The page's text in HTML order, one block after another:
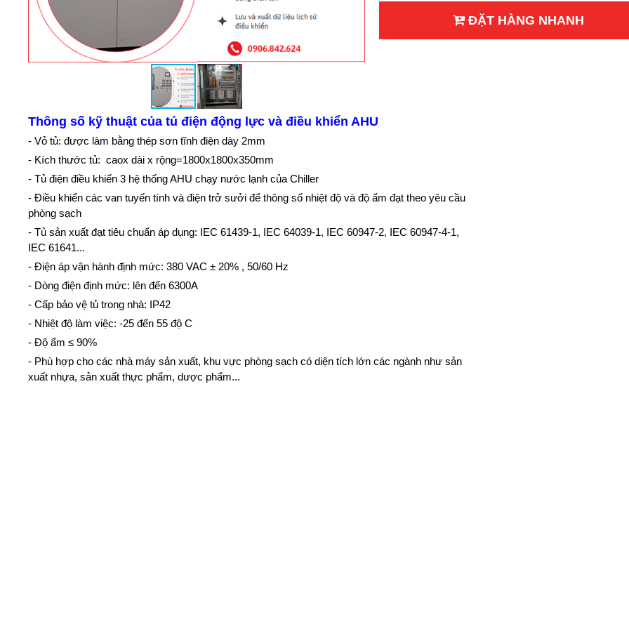
ĐẶT HÀNG NHANH
Thông số kỹ thuật của tủ điện động lực và điều khiển AHU
- Vỏ tủ: được làm bằng thép sơn tĩnh điện dày 2mm
- Kích thước tủ: caox dài x rộng=1800x1800x350mm
- Tủ điện điều khiển 3 hệ thống AHU chạy nước lạnh của Chiller
- Điều khiển các van tuyến tính và điện trở sưởi để thông số nhiệt độ và độ ẩm đạt theo yêu cầu
phòng sạch
- Tủ sản xuất đạt tiêu chuẩn áp dụng: IEC 61439-1, IEC 64039-1, IEC 60947-2, IEC 60947-4-1,
IEC 61641...
- Điện áp vận hành định mức: 380 VAC ± 20% , 50/60 Hz
- Dòng điện định mức: lên đến 6300A
- Cấp bảo vệ tủ trong nhà: IP42
- Nhiệt độ làm việc: -25 đến 55 độ C
- Độ ẩm ≤ 90%
- Phù hợp cho các nhà máy sản xuất, khu vực phòng sạch có diện tích lớn các ngành như sản
xuất nhựa, sản xuất thực phẩm, dược phẩm...